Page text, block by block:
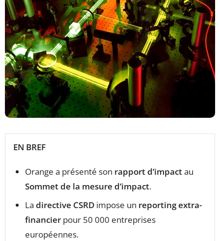
EN BREF
Orange a présenté son rapport d’impactau
Sommet de la mesure d’impact.
La directive CSRD impose un reporting extra-
financier pour 50 000 entreprises
européennes.